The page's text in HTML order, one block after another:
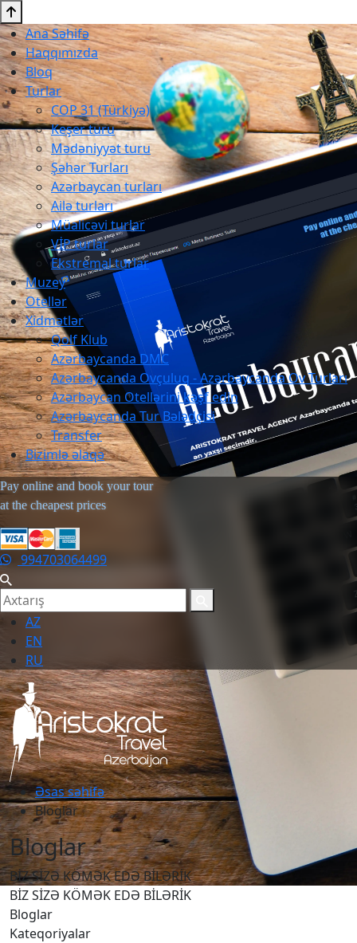
Ana Səhifə
Haqqımızda
Bloq
Turlar
COP 31 (Türkiyə)
Keşer turu
Mədəniyyət turu
Şəhər Turları
Azərbaycan turları
Ailə turları
Müalicəvi turlar
VİP turlar
Ekstremal turlar
Muzey
Otellər
Xidmətlər
Qolf Klub
Azərbaycanda DMC
Azərbaycanda Ovçuluq - Azərbaycanda Ov Turları
Azərbaycan Otellərini kəşf edin
Azərbaycanda Tur Bələdçisi
Transfer
Bizimlə əlaqə
Pay online and book your tour
at the cheapest prices
994703064499
AZ
EN
RU
Əsas səhifə
Bloglar
Bloglar
BİZ SİZƏ KÖMƏK EDƏ BİLƏRİK
BİZ SİZƏ KÖMƏK EDƏ BİLƏRİK
Bloglar
Kateqoriyalar